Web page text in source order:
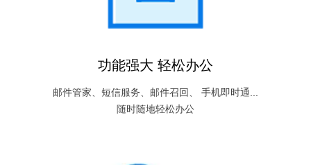
功能强大 轻松办公
邮件管家、短信服务、邮件召回、 手机即时通...
随时随地轻松办公